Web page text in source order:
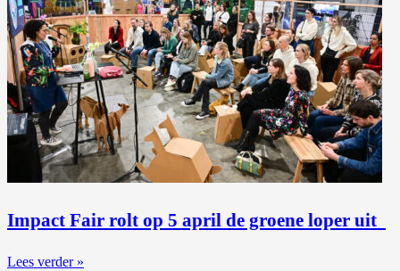
Impact Fair rolt op 5 april de groene loper uit
Lees verder »